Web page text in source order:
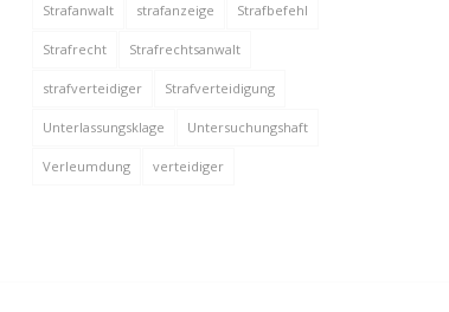
Strafanwalt strafanzeige Strafbefehl
Strafrecht Strafrechtsanwalt
strafverteidiger Strafverteidigung
Unterlassungsklage Untersuchungshaft
Verleumdung verteidiger